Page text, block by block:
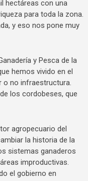
hectáreas con una
para toda la zona.
y eso nos pone muy
y Pesca de la
hemos vivido en el
o no infraestructura.
los cordobeses, que
agropecuario del
la historia de la
sistemas ganaderos
improductivas.
el gobierno en